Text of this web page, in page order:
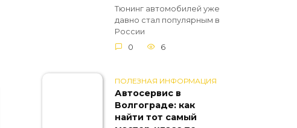
Тюнинг автомобилей уже
давно стал популярным в
России
0
6
ПОЛЕЗНАЯ ИНФОРМАЦИЯ
Автосервис в
Волгограде: как
найти тот самый